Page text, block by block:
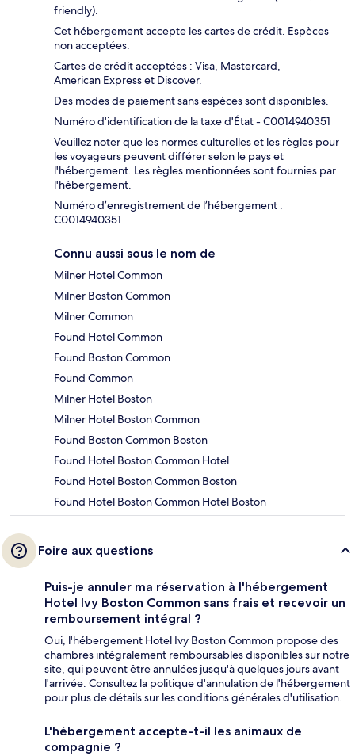
friendly).
Cet hébergement accepte les cartes de crédit. Espèces
non acceptées.
Cartes de crédit acceptées : Visa, Mastercard,
American Express et Discover.
Des modes de paiement sans espèces sont disponibles.
Numéro d'identification de la taxe d'État - C0014940351
Veuillez noter que les normes culturelles et les règles pour
les voyageurs peuvent différer selon le pays et
l'hébergement. Les règles mentionnées sont fournies par
l'hébergement.
Numéro d’enregistrement de l’hébergement :
C0014940351
Connu aussi sous le nom de
Milner Hotel Common
Milner Boston Common
Milner Common
Found Hotel Common
Found Boston Common
Found Common
Milner Hotel Boston
Milner Hotel Boston Common
Found Boston Common Boston
Found Hotel Boston Common Hotel
Found Hotel Boston Common Boston
Found Hotel Boston Common Hotel Boston
Foire aux questions
Puis-je annuler ma réservation à l'hébergement
Hotel Ivy Boston Common sans frais et recevoir un
remboursement intégral ?
Oui, l'hébergement Hotel Ivy Boston Common propose des
chambres intégralement remboursables disponibles sur notre
site, qui peuvent être annulées jusqu'à quelques jours avant
l'arrivée. Consultez la politique d'annulation de l'hébergement
pour plus de détails sur les conditions générales d'utilisation.
L'hébergement accepte-t-il les animaux de
compagnie ?